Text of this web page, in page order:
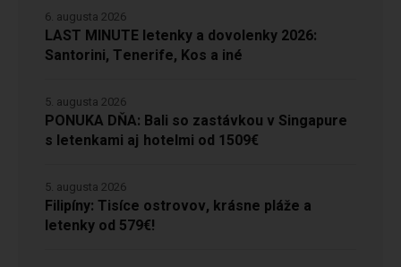
LAST MINUTE letenky a dovolenky 2026:
Santorini, Tenerife, Kos a iné
6. augusta 2026
PONUKA DŇA: Bali so zastávkou v Singapure
s letenkami aj hotelmi od 1509€
5. augusta 2026
Filipíny: Tisíce ostrovov, krásne pláže a
letenky od 579€!
5. augusta 2026